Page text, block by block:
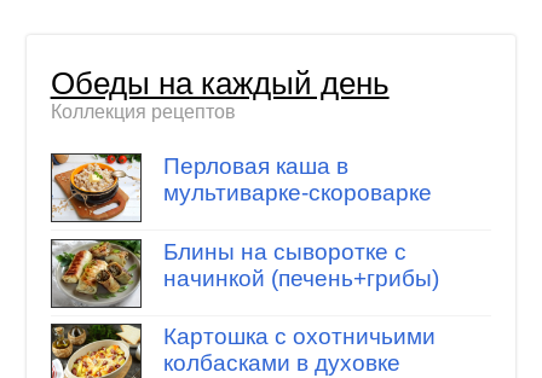
Обеды на каждый день
Коллекция рецептов
Перловая каша в
мультиварке-скороварке
Блины на сыворотке с
начинкой (печень+грибы)
Картошка с охотничьими
колбасками в духовке